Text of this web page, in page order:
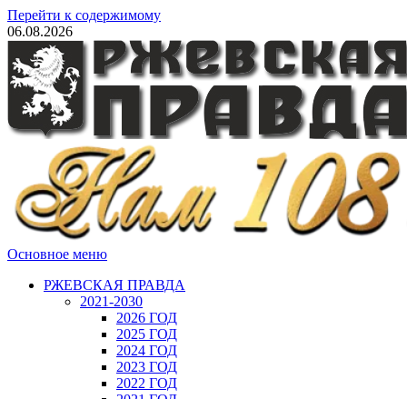
Перейти к содержимому
06.08.2026
Основное меню
РЖЕВСКАЯ ПРАВДА
2021-2030
2026 ГОД
2025 ГОД
2024 ГОД
2023 ГОД
2022 ГОД